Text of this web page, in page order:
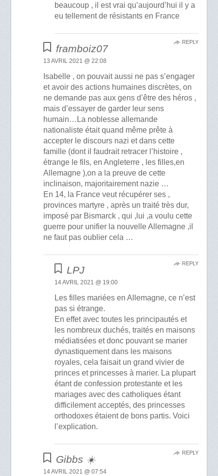
beaucoup , il est vrai qu’aujourd’hui il y a
eu tellement de résistants en France
framboiz07
13 AVRIL 2021 @ 22:08
Isabelle , on pouvait aussi ne pas s’engager
et avoir des actions humaines discrètes, on
ne demande pas aux gens d’être des héros ,
mais d’essayer de garder leur sens
humain…La noblesse allemande
nationaliste était quand même prête à
accepter le discours nazi et dans cette
famille (dont il faudrait retracer l’histoire ,
étrange le fils, en Angleterre , les filles,en
Allemagne ),on a la preuve de cette
inclinaison, majoritairement nazie …
En 14, la France veut récupérer ses ,
provinces martyre , après un traité très dur,
imposé par Bismarck , qui ,lui ,a voulu cette
guerre pour unifier la nouvelle Allemagne ,il
ne faut pas oublier cela …
REPLY
LPJ
14 AVRIL 2021 @ 19:00
Les filles mariées en Allemagne, ce n’est
pas si étrange.
En effet avec toutes les principautés et
les nombreux duchés, traités en maisons
médiatisées et donc pouvant se marier
dynastiquement dans les maisons
royales, cela faisait un grand vivier de
princes et princesses à marier. La plupart
étant de confession protestante et les
mariages avec des catholiques étant
difficilement acceptés, des princesses
orthodoxes étaient de bons partis. Voici
l’explication.
REPLY
Gibbs ☀️
14 AVRIL 2021 @ 07:54
REPLY